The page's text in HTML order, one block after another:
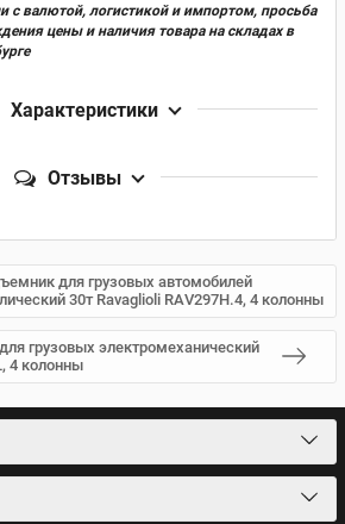
с валютой, логистикой и импортом, просьба
цены и наличия товара на складах в
Характеристики
Отзывы
для грузовых автомобилей
30т Ravaglioli RAV297H.4, 4 колонны
грузовых электромеханический
4 колонны